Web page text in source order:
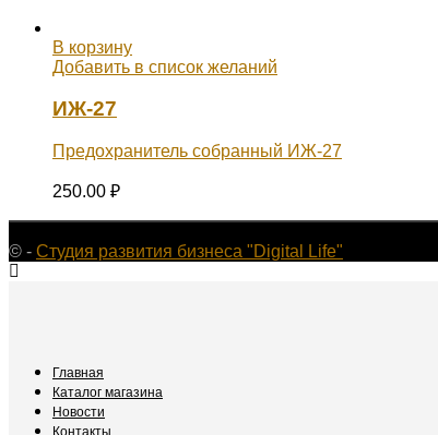
В корзину
Добавить в список желаний
ИЖ-27
Предохранитель собранный ИЖ-27
250.00 ₽
© - Студия развития бизнеса "Digital Life"
Главная
Каталог магазина
Новости
Контакты